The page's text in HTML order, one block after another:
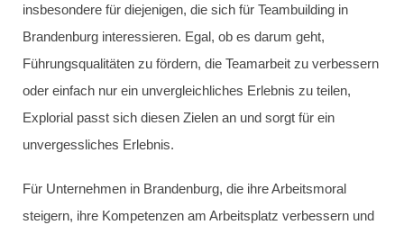
insbesondere für diejenigen, die sich für Teambuilding in
Brandenburg interessieren. Egal, ob es darum geht,
Führungsqualitäten zu fördern, die Teamarbeit zu verbessern
oder einfach nur ein unvergleichliches Erlebnis zu teilen,
Explorial passt sich diesen Zielen an und sorgt für ein
unvergessliches Erlebnis.
Für Unternehmen in Brandenburg, die ihre Arbeitsmoral
steigern, ihre Kompetenzen am Arbeitsplatz verbessern und